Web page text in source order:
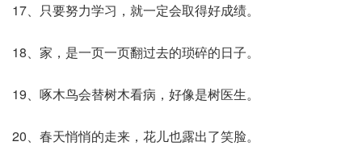
17、只要努力学习，就一定会取得好成绩。
18、家，是一页一页翻过去的琐碎的日子。
19、啄木鸟会替树木看病，好像是树医生。
20、春天悄悄的走来，花儿也露出了笑脸。